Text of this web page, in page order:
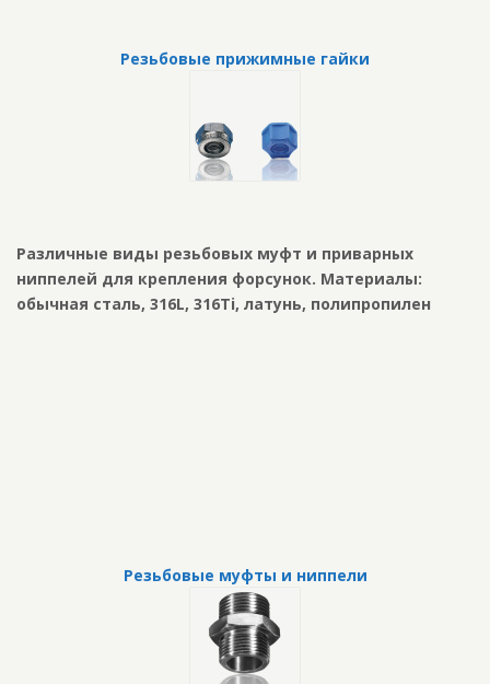
Резьбовые прижимные гайки
Различные виды резьбовых муфт и приварных
ниппелей для крепления форсунок. Материалы:
обычная сталь, 316L, 316Ti, латунь, полипропилен
Резьбовые муфты и ниппели